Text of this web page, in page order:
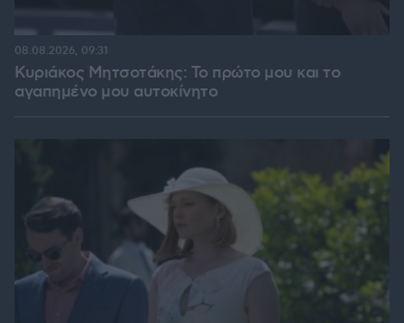
Κυριάκος Μητσοτάκης: Το πρώτο μου και το
αγαπημένο μου αυτοκίνητο
08.08.2026, 09:31